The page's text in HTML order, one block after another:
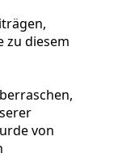
zu diesem
von